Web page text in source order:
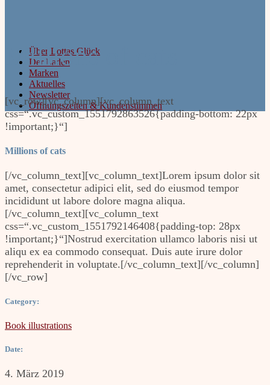
Über Lottas Glück
Der Laden
Marken
Aktuelles
Newsletter
Öffnungszeiten & Kundenstimmen
Millions of cats
[vc_row][vc_column][vc_column_text
css=“.vc_custom_1551792863526{padding-bottom: 22px
!important;}“]
Millions of cats
[/vc_column_text][vc_column_text]Lorem ipsum dolor sit
amet, consectetur adipici elit, sed do eiusmod tempor
incididunt ut labore dolore magna aliqua.
[/vc_column_text][vc_column_text
css=“.vc_custom_1551792146408{padding-top: 28px
!important;}“]Nostrud exercitation ullamco laboris nisi ut
aliqu ex ea commodo consequat. Duis aute irure dolor
reprehenderit in voluptate.[/vc_column_text][/vc_column]
[/vc_row]
Category:
Book illustrations
Date:
4. März 2019